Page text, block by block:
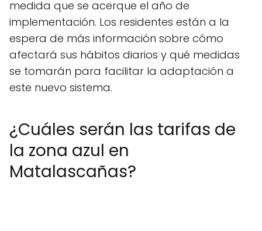
medida que se acerque el año de
implementación. Los residentes están a la
espera de más información sobre cómo
afectará sus hábitos diarios y qué medidas
se tomarán para facilitar la adaptación a
este nuevo sistema.
¿Cuáles serán las tarifas de
la zona azul en
Matalascañas?